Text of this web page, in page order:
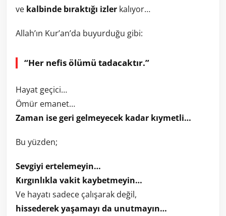
ve kalbinde bıraktığı izler kalıyor…
Allah’ın Kur’an’da buyurduğu gibi:
“Her nefis ölümü tadacaktır.”
Hayat geçici…
Ömür emanet…
Zaman ise geri gelmeyecek kadar kıymetli…
Bu yüzden;
Sevgiyi ertelemeyin…
Kırgınlıkla vakit kaybetmeyin…
Ve hayatı sadece çalışarak değil,
hissederek yaşamayı da unutmayın…